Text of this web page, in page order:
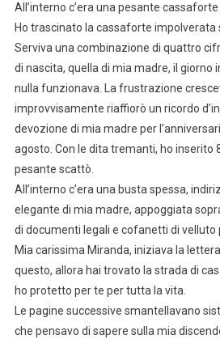
All’interno c’era una pesante
Ho trascinato la cassaforte impolverata
Serviva una combinazione di quattro
di nascita, quella di mia madre, il giorno
nulla funzionava. La frustrazione
improvvisamente riaffiorò un ricordo
devozione di mia madre per
agosto. Con le dita tremanti, ho inserito
pesante scattò.
All’interno c’era una busta spessa,
elegante di mia madre, appoggiata
di documenti legali e cofanetti di velluto
Mia carissima Miranda, iniziava la
questo, allora hai trovato la strada di
ho protetto per te per tutta la vita.
Le pagine successive smantellavano
che pensavo di sapere sulla mia